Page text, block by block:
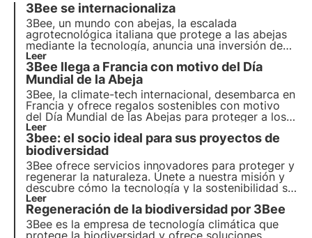
3Bee se internacionaliza
3Bee, un mundo con abejas, la escalada
agrotecnológica italiana que protege a las abejas
mediante la tecnología, anuncia una inversión de
capital de 3 millones de euros en
Franciadurante los próximos 18 meses.
Leer
3Bee llega a Francia con motivo del Día
Mundial de la Abeja
3Bee, la climate-tech internacional, desembarca en
Francia y ofrece regalos sostenibles con motivo
del Día Mundial de las Abejas para proteger a los
polinizadores y hacer un bien a los ecosistemas a
través de la tecnología.
Leer
3bee: el socio ideal para sus proyectos de
biodiversidad
3Bee ofrece servicios innovadores para proteger y
regenerar la naturaleza. Únete a nuestra misión y
descubre cómo la tecnología y la sostenibilidad se
unen para crear un futuro más verde para las
empresas y el planeta.
Leer
Regeneración de la biodiversidad por 3Bee
3Bee es la empresa de tecnología climática que
protege la biodiversidad y ofrece soluciones